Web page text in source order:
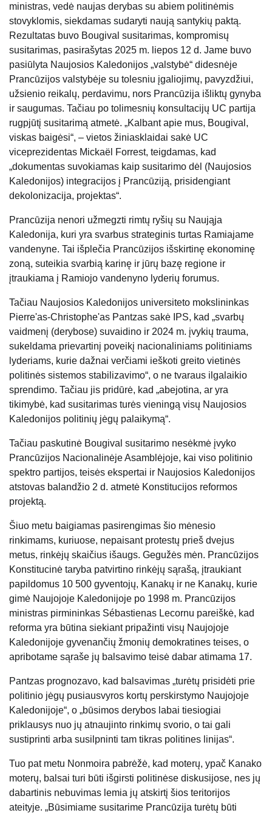
ministras, vedė naujas derybas su abiem politinėmis
stovyklomis, siekdamas sudaryti naują santykių paktą.
Rezultatas buvo Bougival susitarimas, kompromisų
susitarimas, pasirašytas 2025 m. liepos 12 d. Jame buvo
pasiūlyta Naujosios Kaledonijos „valstybė“ didesnėje
Prancūzijos valstybėje su tolesniu įgaliojimų, pavyzdžiui,
užsienio reikalų, perdavimu, nors Prancūzija išliktų gynyba
ir saugumas. Tačiau po tolimesnių konsultacijų UC partija
rugpjūtį susitarimą atmetė. „Kalbant apie mus, Bougival,
viskas baigėsi“, – vietos žiniasklaidai sakė UC
viceprezidentas Mickaël Forrest, teigdamas, kad
„dokumentas suvokiamas kaip susitarimo dėl (Naujosios
Kaledonijos) integracijos į Prancūziją, prisidengiant
dekolonizacija, projektas“.
Prancūzija nenori užmegzti rimtų ryšių su Naująja
Kaledonija, kuri yra svarbus strateginis turtas Ramiajame
vandenyne. Tai išplečia Prancūzijos išskirtinę ekonominę
zoną, suteikia svarbią karinę ir jūrų bazę regione ir
įtraukiama į Ramiojo vandenyno lyderių forumus.
Tačiau Naujosios Kaledonijos universiteto mokslininkas
Pierre'as-Christophe'as Pantzas sakė IPS, kad „svarbų
vaidmenį (derybose) suvaidino ir 2024 m. įvykių trauma,
sukeldama prievartinį poveikį nacionaliniams politiniams
lyderiams, kurie dažnai verčiami ieškoti greito vietinės
politinės sistemos stabilizavimo“, o ne tvaraus ilgalaikio
sprendimo. Tačiau jis pridūrė, kad „abejotina, ar yra
tikimybė, kad susitarimas turės vieningą visų Naujosios
Kaledonijos politinių jėgų palaikymą“.
Tačiau paskutinė Bougival susitarimo nesėkmė įvyko
Prancūzijos Nacionalinėje Asamblėjoje, kai viso politinio
spektro partijos, teisės ekspertai ir Naujosios Kaledonijos
atstovas balandžio 2 d. atmetė Konstitucijos reformos
projektą.
Šiuo metu baigiamas pasirengimas šio mėnesio
rinkimams, kuriuose, nepaisant protestų prieš dvejus
metus, rinkėjų skaičius išaugs. Gegužės mėn. Prancūzijos
Konstitucinė taryba patvirtino rinkėjų sąrašą, įtraukiant
papildomus 10 500 gyventojų, Kanakų ir ne Kanakų, kurie
gimė Naujojoje Kaledonijoje po 1998 m. Prancūzijos
ministras pirmininkas Sébastienas Lecornu pareiškė, kad
reforma yra būtina siekiant pripažinti visų Naujojoje
Kaledonijoje gyvenančių žmonių demokratines teises, o
apribotame sąraše jų balsavimo teisė dabar atimama 17.
Pantzas prognozavo, kad balsavimas „turėtų prisidėti prie
politinio jėgų pusiausvyros kortų perskirstymo Naujojoje
Kaledonijoje“, o „būsimos derybos labai tiesiogiai
priklausys nuo jų atnaujinto rinkimų svorio, o tai gali
sustiprinti arba susilpninti tam tikras politines linijas“.
Tuo pat metu Nonmoira pabrėžė, kad moterų, ypač Kanako
moterų, balsai turi būti išgirsti politinėse diskusijose, nes jų
dabartinis nebuvimas lemia jų atskirtį šios teritorijos
ateityje. „Būsimiame susitarime Prancūzija turėtų būti